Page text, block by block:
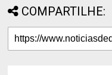
COMPARTILHE: